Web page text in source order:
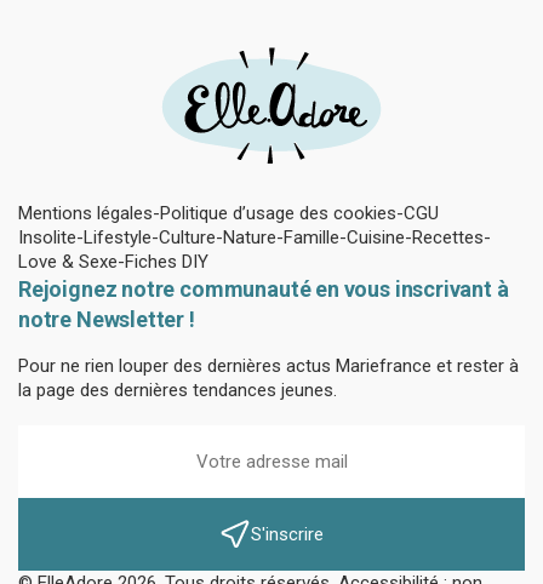
Mentions légales Politique d’usage des cookies CGU
Insolite Lifestyle Culture Nature Famille Cuisine Recettes
Love & Sexe Fiches DIY
Rejoignez notre communauté en vous inscrivant à
notre Newsletter !
Pour ne rien louper des dernières actus Mariefrance et rester à
la page des dernières tendances jeunes.
S'inscrire